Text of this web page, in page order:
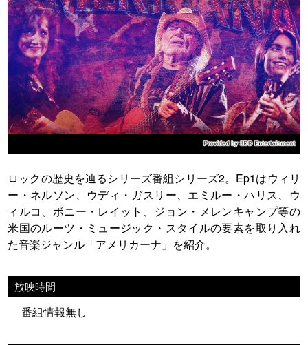
ロックの歴史を辿るシリーズ番組シリーズ2。Ep1はウィリ
ー・ネルソン、ウディ・ガスリー、エミルー・ハリス、ウ
ィルコ、ボニー・レイット、ジョン・メレンキャンプ等の
米国のルーツ・ミュージック・スタイルの要素を取り入れ
た音楽ジャンル「アメリカーナ」を紹介。
放映時間
番組情報無し